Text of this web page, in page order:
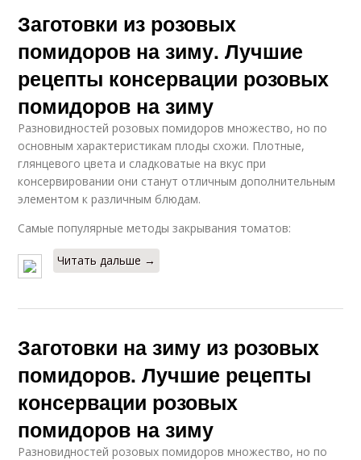
Заготовки из розовых
помидоров на зиму. Лучшие
рецепты консервации розовых
помидоров на зиму
Разновидностей розовых помидоров множество, но по
основным характеристикам плоды схожи. Плотные,
глянцевого цвета и сладковатые на вкус при
консервировании они станут отличным дополнительным
элементом к различным блюдам.
Самые популярные методы закрывания томатов:
Читать дальше →
Заготовки на зиму из розовых
помидоров. Лучшие рецепты
консервации розовых
помидоров на зиму
Разновидностей розовых помидоров множество, но по